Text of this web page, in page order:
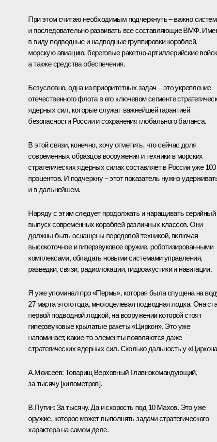
При этом считаю необходимым подчеркнуть – важно
и последовательно развивать все составляющие ВМФ.
в виду подводные и надводные группировки кораблей,
морскую авиацию, береговые ракетно-артиллерийские
а также средства обеспечения.
Безусловно, одна из приоритетных задач – это укрепление
отечественного флота в его ключевом сегменте
ядерных сил, которые служат важнейшей гарантией
безопасности России и сохранения глобального баланса.
В этой связи, конечно, хочу отметить, что сейчас доля
современных образцов вооружения и техники в морских
стратегических ядерных силах составляет в России уже 100
процентов. И подчеркну – этот показатель нужно
и в дальнейшем.
Наряду с этим следует продолжать и наращивать серийный
выпуск современных кораблей различных классов. Они
должны быть оснащены передовой техникой, включая
высокоточное и гиперзвуковое оружие, роботизированными
комплексами, обладать новыми системами управления,
разведки, связи, радиолокации, гидроакустики и навигации.
Я уже упоминал про «Пермь», которая была спущена на
27 марта этого года, многоцелевая подводная лодка. Она
первой подводной лодкой, на вооружении которой стоят
гиперзвуковые крылатые ракеты «Циркон». Это уже
напоминает, какие-то элементы появляются даже
стратегических ядерных сил. Сколько дальность у
А.Моисеев: Товарищ Верховный Главнокомандующий,
за тысячу [километров].
В.Путин: За тысячу. Да и скорость под 10 Махов. Это уже
оружие, которое может выполнять задачи стратегического
характера на самом деле.